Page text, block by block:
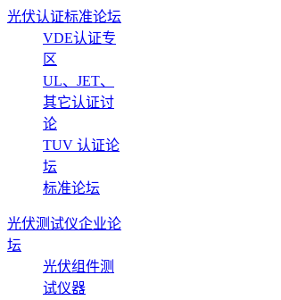
光伏认证标准论坛
VDE认证专
区
UL、JET、
其它认证讨
论
TUV 认证论
坛
标准论坛
光伏测试仪企业论
坛
光伏组件测
试仪器